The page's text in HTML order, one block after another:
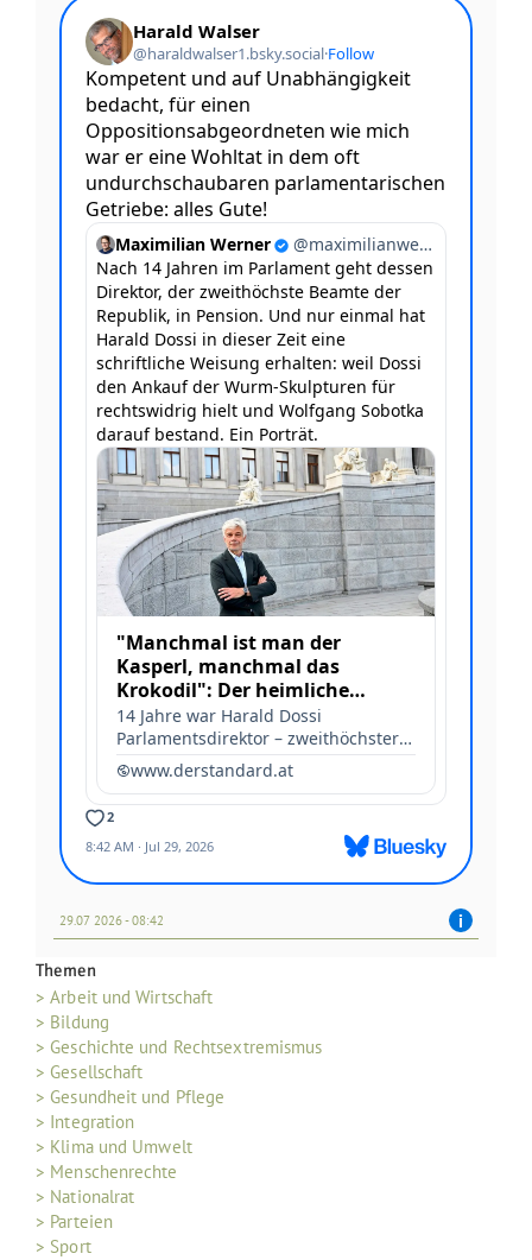
29.07 2026 - 08:42
Themen
> Arbeit und Wirtschaft
> Bildung
> Geschichte und Rechtsextremismus
> Gesellschaft
> Gesundheit und Pflege
> Integration
> Klima und Umwelt
> Menschenrechte
> Nationalrat
> Parteien
> Sport